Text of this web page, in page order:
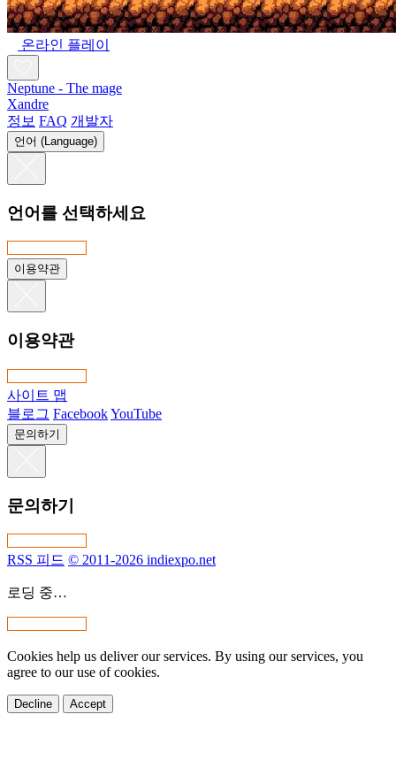
온라인 플레이
Neptune - The mage
Xandre
정보 FAQ 개발자
언어 (Language)
언어를 선택하세요
이용약관
이용약관
사이트 맵
블로그 FacebookYouTube
문의하기
문의하기
RSS 피드 © 2011-2026 indiexpo.net
로딩 중…
Cookies help us deliver our services. By using our services, you
agree to our use of cookies.
Decline Accept